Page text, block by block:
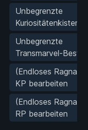
Unbegrenzte
Kuriositätenkisten
Unbegrenzte
Transmarvel-
(Endloses
KP bearbeiten
(Endloses
RP bearbeiten